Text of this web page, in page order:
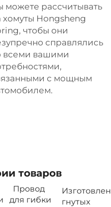
можете рассчитывать
хомуты Hongsheng
чтобы они
справлялись
всеми вашими
с мощным
товаров
Провод
для гибки
гнутых